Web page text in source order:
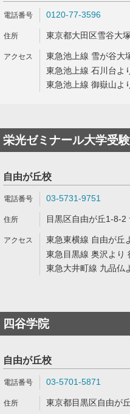
0120-77-3596
東京都大田区雪谷大
東急池上線 雪が谷大
東急池上線 石川台よ
東急池上線 御嶽山よ
栄光ゼミナール大学受
自由が丘校
03-5731-9751
目黒区自由が丘1-8-2
東急東横線 自由が丘
東急目黒線 奥沢より
東急大井町線 九品仏
四谷学院
自由が丘校
03-5701-5871
東京都目黒区自由が